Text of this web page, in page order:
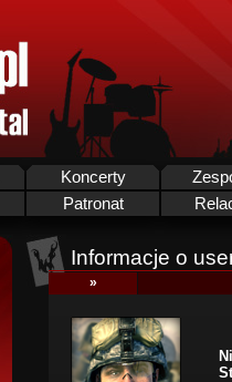
Koncerty
Patronat
Informacje o
»